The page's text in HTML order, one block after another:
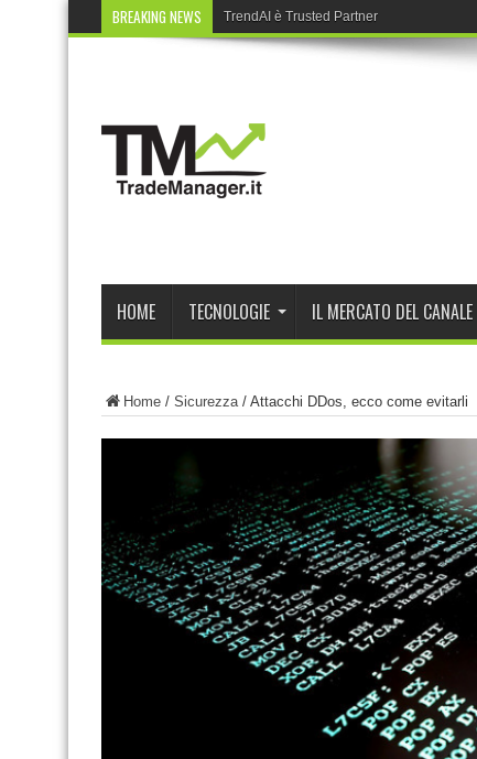
BREAKING NEWS TrendAI è Trusted Partner nel Cyber
HOME TECNOLOGIE IL MERCATO DEL
Home / Sicurezza/ Attacchi DDos, ecco come evitarli